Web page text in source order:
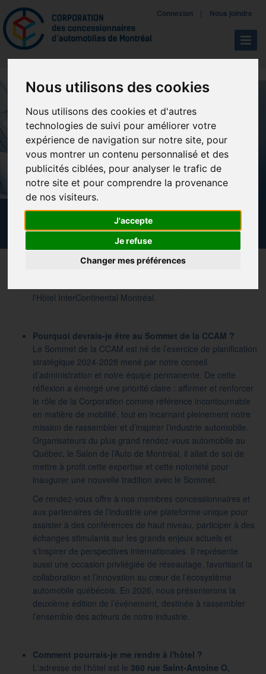
Nous utilisons des cookies
Nous utilisons des cookies et d'autres
technologies de suivi pour améliorer votre
expérience de navigation sur notre site, pour
vous montrer un contenu personnalisé et des
publicités ciblées, pour analyser le trafic de
notre site et pour comprendre la provenance
de nos visiteurs.
J'accepte
Je refuse
Changer mes préférences
Mettreà jour vos préférences de témoins
Connexion Nous joindre
FAQ - SOMMET DE LA CCAM 2026
l'Hôtel InterContinental Montréal.
Pourquoi devrais-je être au Sommet de la CCAM ?
Le Sommet de la CCAM est né de l’exercice de planification
stratégique 2024-2028 mené par notre conseil
d’administration et notre équipe permanente. De cette
réflexion a émergé une priorité claire : affirmer et renforcer
le rôle de la Corporation comme référence incontournable
en matière de mobilité, tout en incarnant pleinement notre
mission de rassembler et d’inspirer l’industrie automobile.
Organisateurs du plus grand rendez-vous automobile au
Québec, le Salon de l’Auto de Montréal, il allait de soi de
mettre à profit cette expertise et cette notoriété pour
inaugurer une nouvelle tradition avec le Sommet.
Ce rendez-vous offre à nos membres concessionnaires et
aux partenaires de l’industrie une plateforme unique pour
assister à des conférences de haut niveau, participer à des
échanges stimulants sur les grands enjeux actuels et
s’inspirer de perspectives internationales. Il représente
aussi une occasion privilégiée de réseautage, favorisant la
collaboration et l’innovation au cœur de l’écosystème
automobile québécois. En 2026, nous présenterons la
deuxième édition de l’événement, destinée à rassembler
l’ensemble des acteurs de notre industrie.
Comment pourrais-je me rendre à l'hôtel ?
L'adresse de l'hôtel est le 360 rue Saint-Antoine O,